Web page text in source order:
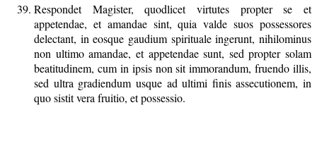
Respondet Magister, quodlicet virtutes propter se et
appetendae, et amandae sint, quia valde suos possessores
delectant, in eosque gaudium spirituale ingerunt, nihilominus
non ultimo amandae, et appetendae sunt, sed propter solam
beatitudinem, cum in ipsis non sit immorandum, fruendo illis,
sed ultra gradiendum usque ad ultimi finis assecutionem, in
quo sistit vera fruitio, et possessio.